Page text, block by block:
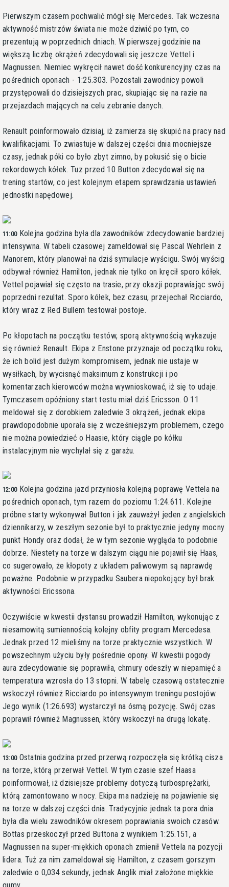
Pierwszym czasem pochwalić mógł się Mercedes. Tak wczesna
aktywność mistrzów świata nie może dziwić po tym, co
prezentują w poprzednich dniach. W pierwszej godzinie na
większą liczbę okrążeń zdecydowali się jeszcze Vettel i
Magnussen. Niemiec wykręcił nawet dość konkurencyjny czas na
pośrednich oponach - 1:25.303. Pozostali zawodnicy powoli
przystępowali do dzisiejszych prac, skupiając się na razie na
przejazdach mających na celu zebranie danych.
Renault poinformowało dzisiaj, iż zamierza się skupić na pracy nad
kwalifikacjami. To zwiastuje w dalszej części dnia mocniejsze
czasy, jednak póki co było zbyt zimno, by pokusić się o bicie
rekordowych kółek. Tuz przed 10 Button zdecydował się na
trening startów, co jest kolejnym etapem sprawdzania ustawień
jednostki napędowej.
11:00Kolejna godzina była dla zawodników zdecydowanie bardziej
intensywna. W tabeli czasowej zameldował się Pascal Wehrlein z
Manorem, który planował na dziś symulacje wyścigu. Swój wyścig
odbywał również Hamilton, jednak nie tylko on kręcił sporo kółek.
Vettel pojawiał się często na trasie, przy okazji poprawiając swój
poprzedni rezultat. Sporo kółek, bez czasu, przejechał Ricciardo,
który wraz z Red Bullem testował postoje.
Po kłopotach na początku testów, sporą aktywnością wykazuje
się również Renault. Ekipa z Enstone przyznaje od początku roku,
że ich bolid jest dużym kompromisem, jednak nie ustaje w
wysiłkach, by wycisnąć maksimum z konstrukcji i po
komentarzach kierowców można wywnioskować, iż się to udaje.
Tymczasem opóźniony start testu miał dziś Ericsson. O 11
meldował się z dorobkiem zaledwie 3 okrążeń, jednak ekipa
prawdopodobnie uporała się z wcześniejszym problemem, czego
nie można powiedzieć o Haasie, który ciągle po kółku
instalacyjnym nie wychylał się z garażu.
12:00Kolejna godzina jazd przyniosła kolejną poprawę Vettela na
pośrednich oponach, tym razem do poziomu 1:24.611. Kolejne
próbne starty wykonywał Button i jak zauważył jeden z angielskich
dziennikarzy, w zeszłym sezonie był to praktycznie jedyny mocny
punkt Hondy oraz dodał, że w tym sezonie wygląda to podobnie
dobrze. Niestety na torze w dalszym ciągu nie pojawił się Haas,
co sugerowało, że kłopoty z układem paliwowym są naprawdę
poważne. Podobnie w przypadku Saubera niepokojący był brak
aktywności Ericssona.
Oczywiście w kwestii dystansu prowadził Hamilton, wykonując z
niesamowitą sumiennością kolejny obfity program Mercedesa.
Jednak przed 12 mieliśmy na torze praktycznie wszystkich. W
powszechnym użyciu były pośrednie opony. W kwestii pogody
aura zdecydowanie się poprawiła, chmury odeszły w niepamięć a
temperatura wzrosła do 13 stopni. W tabelę czasową ostatecznie
wskoczył również Ricciardo po intensywnym treningu postojów.
Jego wynik (1:26.693) wystarczył na ósmą pozycję. Swój czas
poprawił również Magnussen, który wskoczył na drugą lokatę.
13:00Ostatnia godzina przed przerwą rozpoczęła się krótką cisza
na torze, którą przerwał Vettel. W tym czasie szef Haasa
poinformował, iż dzisiejsze problemy dotyczą turbosprężarki,
którą zamontowano w nocy. Ekipa ma nadzieję na pojawienie się
na torze w dalszej części dnia. Tradycyjnie jednak ta pora dnia
była dla wielu zawodników okresem poprawiania swoich czasów.
Bottas przeskoczył przed Buttona z wynikiem 1:25.151, a
Magnussen na super-miękkich oponach zmienił Vettela na pozycji
lidera. Tuż za nim zameldował się Hamilton, z czasem gorszym
zaledwie o 0,034 sekundy, jednak Anglik miał założone miękkie